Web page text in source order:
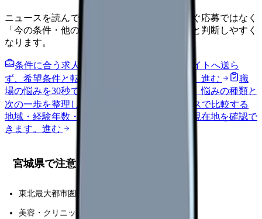
ニュースを読んで不安が強くなった時は、すぐ応募ではなく
「今の条件・他の選択肢・相談先」を分けると判断しやすく
なります。
条件に合う求人通知を受け取る
外部転職サイトへ送ら
ず、希望条件と転職時期を自社で預かります。 進む
職
場の悩みを30秒で診断
辞めるべきか迷う前に、悩みの種類と
次の一歩を整理します。
給料コンパスで比較する
地域・経験年数・施設形態から、今の給料の現在地を確認で
きます。 進む
宮城県で注意したい地域特性
東北最大都市圏
美容・クリニック求人